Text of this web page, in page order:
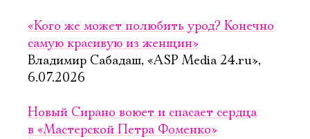
«Кого же может полюбить урод? Конечно
самую красивую из женщин»
Владимир Сабадаш, «ASP Media 24.ru»,
6.07.2026
Новый Сирано воюет и спасает сердца
в «Мастерской Петра Фоменко»